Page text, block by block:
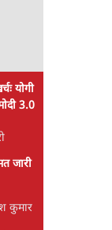
योगी
3.0
जारी
कुमार